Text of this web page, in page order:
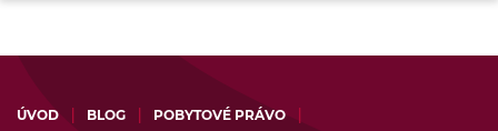
ÚVOD BLOG
POBYTOVÉ PRÁVO